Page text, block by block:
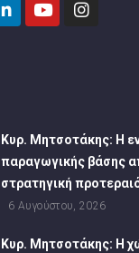
Κυρ. Μητσοτάκης: Η
παραγωγικής βάσης
στρατηγική
6 Αυγούστου, 2026
Κυρ. Μητσοτάκης: Η